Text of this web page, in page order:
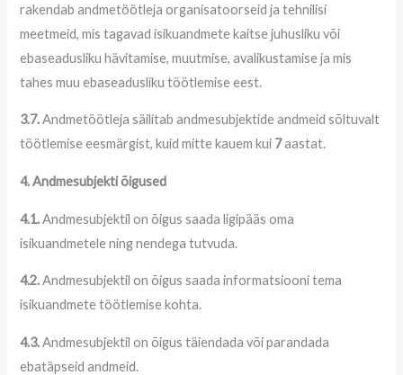
rakendab andmetöötleja organisatoorseid ja tehnilisi
meetmeid, mis tagavad isikuandmete kaitse juhusliku või
ebaseadusliku hävitamise, muutmise, avalikustamise ja mis
tahes muu ebaseadusliku töötlemise eest.
3.7.Andmetöötleja säilitab andmesubjektide andmeid sõltuvalt
töötlemise eesmärgist, kuid mitte kauem kui 7aastat.
4. Andmesubjekti õigused
4.1.Andmesubjektil on õigus saada ligipääs oma
isikuandmetele ning nendega tutvuda.
4.2.Andmesubjektil on õigus saada informatsiooni tema
isikuandmete töötlemise kohta.
4.3.Andmesubjektil on õigus täiendada või parandada
ebatäpseid andmeid.